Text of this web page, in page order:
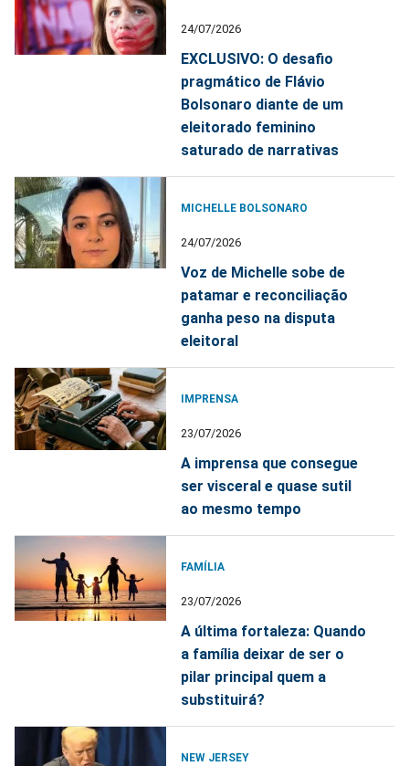
24/07/2026
EXCLUSIVO: O desafio
pragmático de Flávio
Bolsonaro diante de um
eleitorado feminino
saturado de narrativas
MICHELLE BOLSONARO
24/07/2026
Voz de Michelle sobe de
patamar e reconciliação
ganha peso na disputa
eleitoral
IMPRENSA
23/07/2026
A imprensa que consegue
ser visceral e quase sutil
ao mesmo tempo
FAMÍLIA
23/07/2026
A última fortaleza: Quando
a família deixar de ser o
pilar principal quem a
substituirá?
NEW JERSEY